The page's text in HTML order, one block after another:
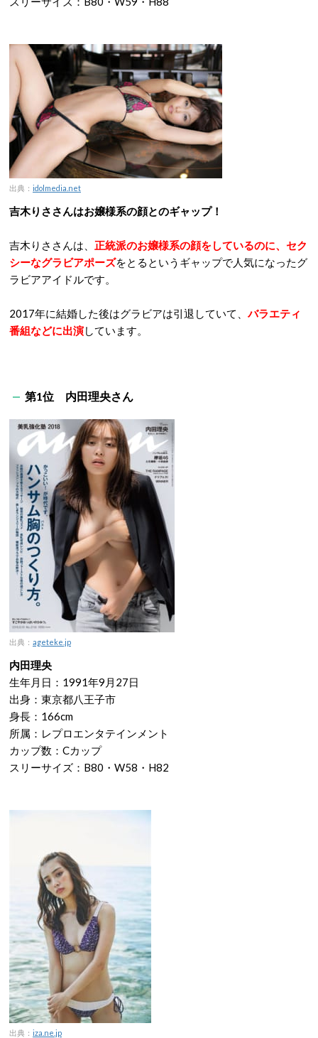
出典： idolmedia.net
吉木りささんはお嬢様系の顔とのギャップ！
吉木りささんは、 正統派のお嬢様系の顔をしているのに、セク
シーなグラビアポーズをとるというギャップで人気になったグ
ラビアアイドルです。
2017年に結婚した後はグラビアは引退していて、バラエティ
番組などに出演しています。
第1位 内田理央さん
出典： ageteke.jp
内田理央
生年月日：1991年9月27日
出身：東京都八王子市
身長：166cm
所属：レプロエンタテインメント
カップ数：Cカップ
スリーサイズ：B80・W58・H82
出典： iza.ne.jp